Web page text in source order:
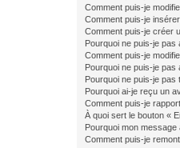
Comment puis-je
Comment puis-je
Comment puis-je créer
Pourquoi ne puis-je pas
Comment puis-je
Pourquoi ne puis-je
Pourquoi ne puis-je
Pourquoi ai-je reçu un
Comment puis-je
À quoi sert le bouton «
Pourquoi mon message
Comment puis-je